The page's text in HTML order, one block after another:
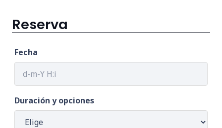
Reserva
Fecha
Duración y opciones